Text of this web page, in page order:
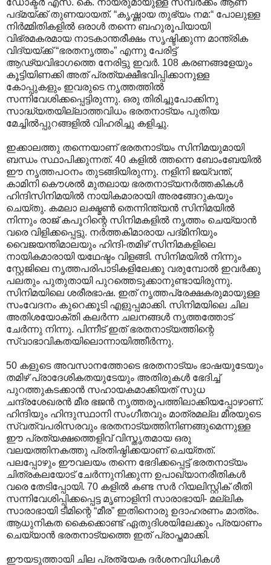
പദ്മയ്ക്ക് തുണയായത്. “കൃഷ്ണായ തുഭ്യം നമ:“ പോലുള്ള
നിര്‍മ്മിതികളില്‍ ഒരാള്‍ തന്നെ ബഹുരൂപിയായി
വിഭ്രമകരമായ നാടകാന്തരീക്ഷം സൃഷ്ടിക്കുന്ന മാന്ത്രിക
വിദ്യയ്ക്ക് “ഭരതനൃത്തം” എന്നു പേരിട്ട്
ആഢ്യവിഭാഗത്തെ നേരിട്ടു ഇവര്‍. 108 കരണങ്ങളേയും
കൂട്ടിയിണക്കി അത് പ്രത്യക്ഷീഭവിപ്പിക്കാനുള്ള
കോപ്പുകളും ഇവരുടെ നൃത്തത്തില്‍
സന്നിവേശിക്കപ്പെട്ടിരുന്നു. ഒരു തിരിച്ചുപോക്കിനു
സാദ്ധ്യതയില്ലാത്തവിധം ഭരതനാട്യം പുതിയ
മേച്ചില്‍പ്പുറങ്ങളില്‍ വിഹരിച്ചു കളിച്ചു.
ഇക്കാലത്തു തന്നെയാണ് ഭരതനാട്യം സിനിമയുമായി
ബന്ധം സ്ഥാപിക്കുന്നത്. 40 കളില്‍ ത്തന്നെ ബോംബേയില്‍
ഈ നൃത്തപഠനം തുടങ്ങിയിരുന്നു. നളിനി ജയ്‌വന്ത്,
കാമിനി കൌശല്‍ മുതലായ ഭരതനാട്യനര്‍ത്തകികള്‍
ഹിന്ദിസിനിമയില്‍ നായികമാരായി അരങ്ങേറുകയും
ചെയ്തു. കമലാ‍ ലക്ഷ്മണ്‍ തെന്നിന്ത്യന്‍ സിനിമയില്‍
നിന്നും രാജ് കപൂറിന്റെ സിനിമകളില്‍ നൃത്തം ചെയ്യാന്‍
വരെ വിളിക്കപ്പെട്ടു. നര്‍ത്തകിമാരായ പദ്മിനിയും
വൈജയന്തിമാലയും ഹിന്ദി-തമിഴ് സിനിമകളിലെ
നായികമാരായി യഥേഷ്ടം വിളങ്ങി. സിനിമയില്‍ നിന്നും
സ്റ്റേജിലെ നൃത്തപരിപാടികളിലേക്കു വരുമ്പോല്‍ ഇവര്‍ക്കു
പലതും പുതുതായി പുറത്തെടുക്കാനുണ്ടായിരുന്നു.
സിനിമയിലെ ശരീരഭാഷ. ഇത് നൃത്തപ്രേക്ഷകരുമായുള്ള
സംവേദനം കുറെക്കൂടി എളുപ്പമാക്കി. സിനിമയിലെ ചില
അതിശയോക്തി കലര്‍ന്ന ചലനങ്ങള്‍ നൃത്തത്തോട്
ചേര്‍ന്നു നിന്നു. പിന്നീട് ഇത് ഭരതനാട്യത്തിന്റെ
സ്വാഭാവികതയിലൊന്നായിത്തീര്‍ന്നു.
50 കളുടെ അവസാനത്തോടെ ഭരതനാട്യം ഭാഷയുടേയും
തമിഴ് പ്രാദേശികതയുടേയും അതിരുകള്‍ ഭേദിച്ച്
പുറത്തുകടക്കാന്‍ സഹായകമാക്കിയത് സുധ
ചന്ദ്രശേഖരന്‍ മീര ഭജന്‍ നൃത്തരൂപത്തിലാക്കിയപ്പോഴാണ്.
ഹിന്ദിയും ഹിന്ദുസ്ഥാനി സംഗീതവും മാത്രമല്ല മീരയുടെ
സ്വത്വപരിസരവും ഭരതനാട്യത്തിനിണങ്ങുമെന്നുള്ള
ഈ പ്രത്യക്ഷത്തെളിവ് വിസ്തൃതമായ ഒരു
വലയത്തിനകത്തു പ്രതിഷ്ഠിക്കയാണ് ചെയ്തത്.
പലപ്പോഴും ഈവലയം തന്നെ ഭേദിക്കപ്പെട്ട് ഭരതനാട്യം
ചിത്രകലയോട് ചേര്‍ന്നുനിക്കുന്ന ഉപാഖ്യാനരീതികള്‍
വരെ തേടിപ്പോയി. 70 കളില്‍ കണ്ട സര്‍ റിയലിസ്റ്റിക് രീതി
സന്നിവേശിപ്പിക്കപ്പെട്ട മൃണാളിനി സാരാഭായി- മല്ലിക
സാരാഭായി ടീമിന്റെ “മീര” ഇതിനൊരു ഉദാഹരണം മാത്രം.
ആധുനികത കൈക്കൊണ്ട് ഏതുദിശയിലേക്കും പ്രയാണം
ചെയ്യാന്‍ ഭരതനാട്യത്തെ ഇത് പ്രാപ്തമാക്കി.
ഈയടുത്തായി ചില പ്രത്യേക ദര്‍ശനവിധികള്‍